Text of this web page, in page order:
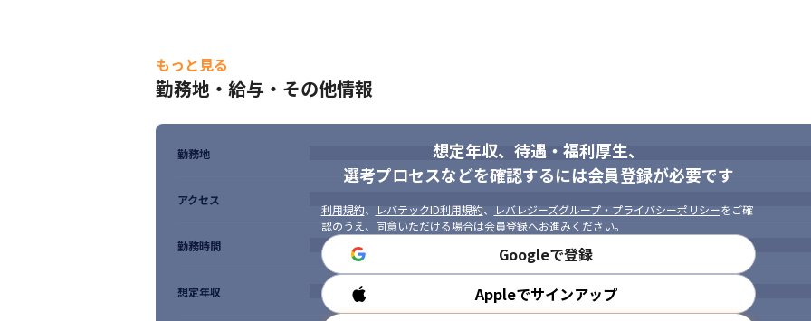
幅広い領域で活躍できます。
もっと見る
勤務地・給与・その他情報
想定年収、待遇・福利厚生、
選考プロセスなどを確認するには会員登録が必要です
利用規約、 レバテックID利用規約、 レバレジーズグループ・プライバシーポリシーをご確
認のうえ、同意いただける場合は会員登録へお進みください。
Googleで登録
Appleでサインアップ
勤務地
アクセス
勤務時間
想定年収